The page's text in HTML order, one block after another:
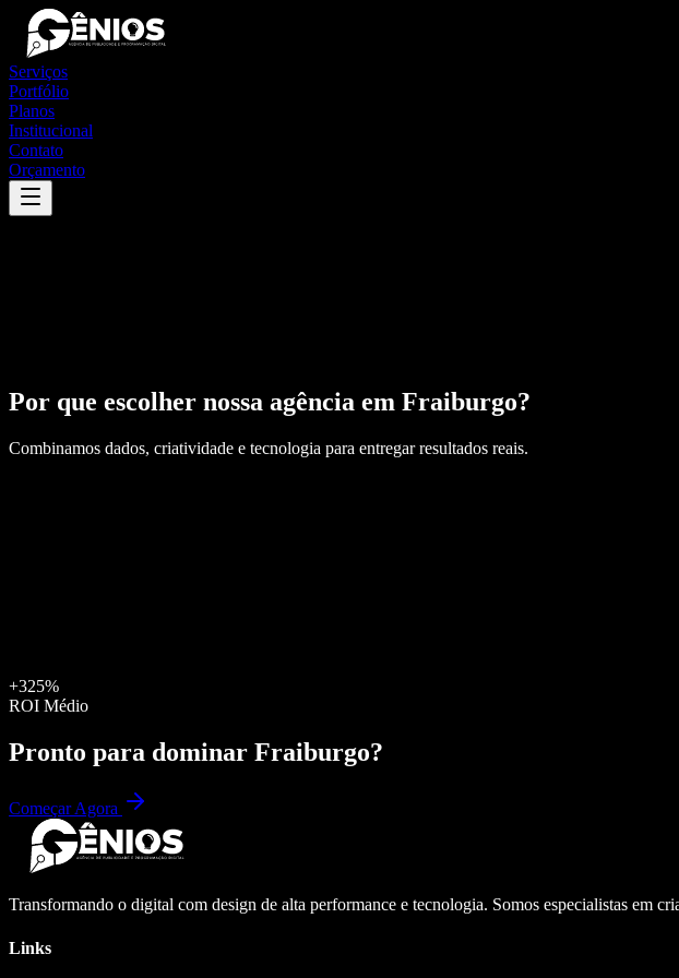
Serviços
Portfólio
Planos
Institucional
Contato
Orçamento
Por que escolher nossa agência em Fraiburgo?
Combinamos dados, criatividade e tecnologia para entregar resultados reais.
+325%
ROI Médio
Pronto para dominar Fraiburgo?
Começar Agora
Transformando o digital com design de alta performance e tecnologia. Somos especialistas em
Links